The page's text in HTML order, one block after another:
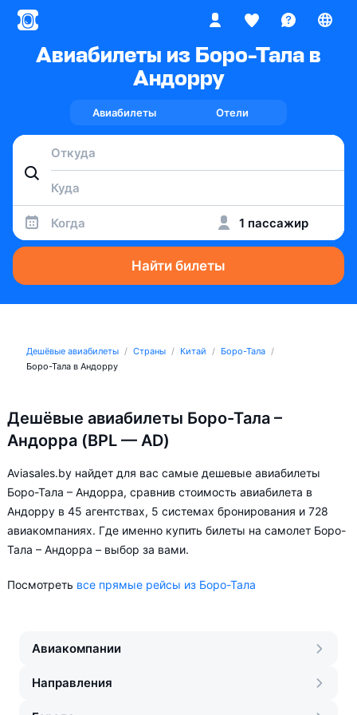
Авиабилеты из Боро-Тала в
Андорру
Авиабилеты Отели
Когда 1 пассажир
Найти билеты
Дешёвые авиабилеты Страны Китай
Боро-Тала
Боро-Тала в Андорру
Дешёвые авиабилеты Боро-Тала –
Андорра (BPL — AD)
Aviasales.by найдет для вас самые дешевые авиабилеты
Боро-Тала – Андорра, сравнив стоимость авиабилета в
Андорру в 45 агентствах, 5 системах бронирования и 728
авиакомпаниях. Где именно купить билеты на самолет Боро-
Тала – Андорра – выбор за вами.
Посмотреть все прямые рейсы из Боро-Тала
Авиакомпании
Направления